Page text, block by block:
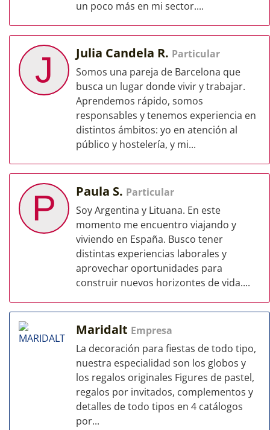
un poco más en mi sector....
J Julia Candela R. Particular
Somos una pareja de Barcelona que
busca un lugar donde vivir y trabajar.
Aprendemos rápido, somos
responsables y tenemos experiencia en
distintos ámbitos: yo en atención al
público y hostelería, y mi...
P Paula S. Particular
Soy Argentina y Lituana. En este
momento me encuentro viajando y
viviendo en España. Busco tener
distintas experiencias laborales y
aprovechar oportunidades para
construir nuevos horizontes de vida....
Maridalt Empresa
La decoración para fiestas de todo tipo,
nuestra especialidad son los globos y
los regalos originales Figures de pastel,
regalos por invitados, complementos y
detalles de todo tipos en 4 catálogos
por...